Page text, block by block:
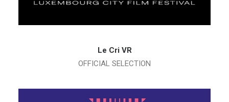
Le Cri VR
OFFICIAL SELECTION